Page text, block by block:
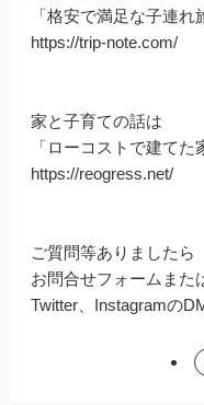
「格安で満足な子連れ
https://trip-note.com/
家と子育ての話は
「ローコストで建てた
https://reogress.net/
ご質問等ありましたら
お問合せフォームまた
Twitter、Instagramの